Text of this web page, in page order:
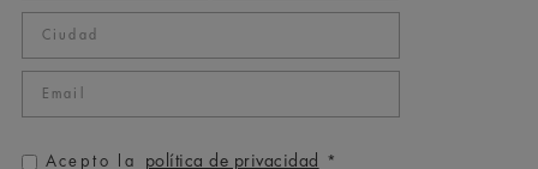
Acepto la política de privacidad *